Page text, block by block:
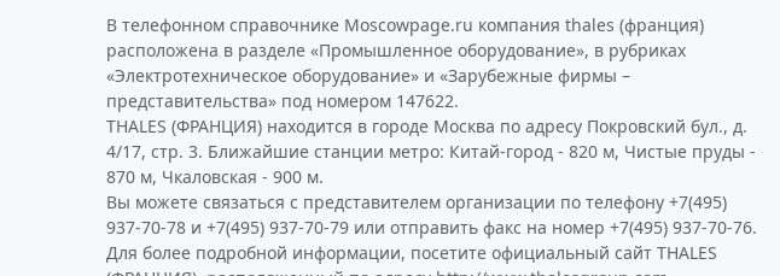
В телефонном справочнике Moscowpage.ru компания thales (франция)
расположена в разделе «Промышленное оборудование», в рубриках
«Электротехническое оборудование» и «Зарубежные фирмы –
представительства» под номером 147622.
THALES (ФРАНЦИЯ) находится в городе Москва по адресу Покровский бул., д.
4/17, стр. 3. Ближайшие станции метро: Китай-город - 820 м, Чистые пруды -
870 м, Чкаловская - 900 м.
Вы можете связаться с представителем организации по телефону +7(495)
937-70-78 и +7(495) 937-70-79 или отправить факс на номер +7(495) 937-70-76.
Для более подробной информации, посетите официальный сайт THALES